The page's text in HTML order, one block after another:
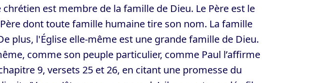
chrétien est membre de la famille de Dieu. Le Père est le
dont toute famille humaine tire son nom. La famille
plus, l'Église elle-même est une grande famille de Dieu.
comme son peuple particulier, comme Paul l’affirme
9, versets 25 et 26, en citant une promesse du